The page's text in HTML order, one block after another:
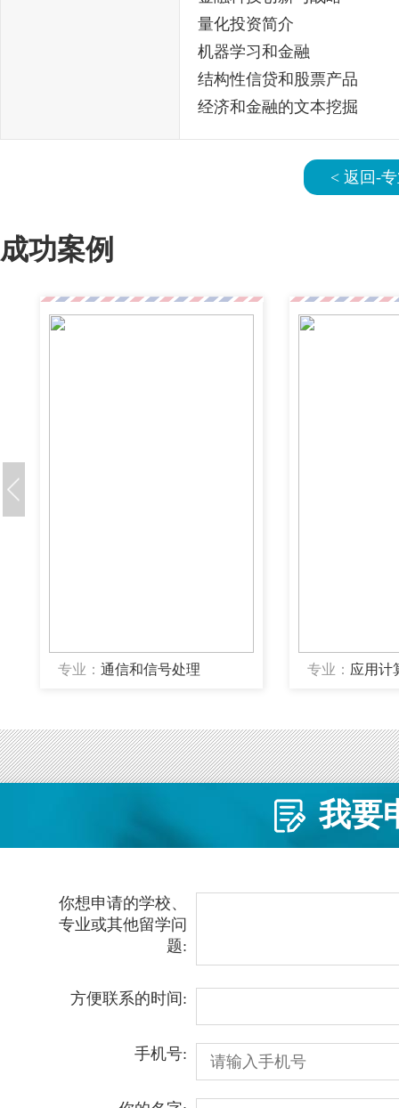
量化投资简介
机器学习和金融
结构性信贷和股票产品
经济和金融的文本挖掘
< 返回-
成功案例
专业： 通信和信号处理 专业： 应用计
我要
你想申请的学校、
专业或其他留学问
题:
方便联系的时间:
手机号: